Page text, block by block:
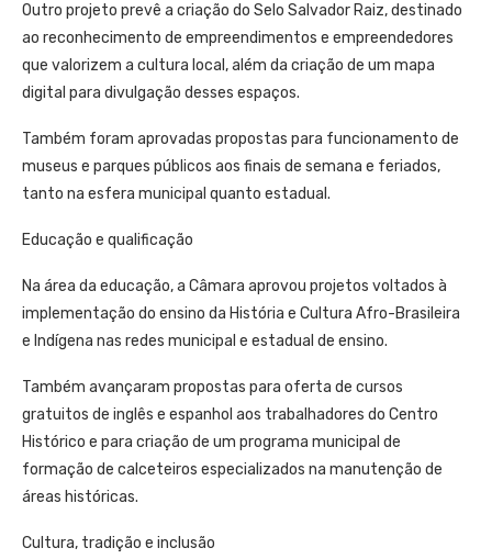
Outro projeto prevê a criação do Selo Salvador Raiz, destinado
ao reconhecimento de empreendimentos e empreendedores
que valorizem a cultura local, além da criação de um mapa
digital para divulgação desses espaços.
Também foram aprovadas propostas para funcionamento de
museus e parques públicos aos finais de semana e feriados,
tanto na esfera municipal quanto estadual.
Educação e qualificação
Na área da educação, a Câmara aprovou projetos voltados à
implementação do ensino da História e Cultura Afro-Brasileira
e Indígena nas redes municipal e estadual de ensino.
Também avançaram propostas para oferta de cursos
gratuitos de inglês e espanhol aos trabalhadores do Centro
Histórico e para criação de um programa municipal de
formação de calceteiros especializados na manutenção de
áreas históricas.
Cultura, tradição e inclusão